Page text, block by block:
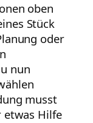
oben
Stück
oder
nun
musst
etwas Hilfe